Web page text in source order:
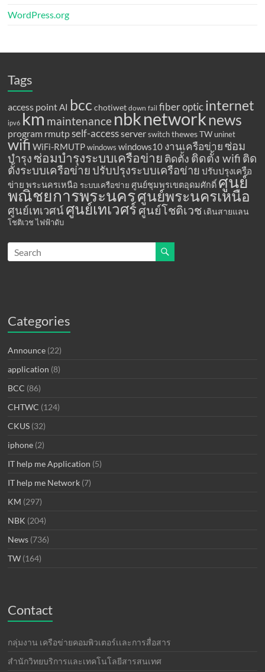
WordPress.org
Tags
access pointAI bcc chotiwet down fail fiber opticinternet
ipv6 km maintenance nbknetworknews
program rmutpself-accessserver switch thewes TW uninet
wifi WiFi-RMUTP windows windows10 งานเครือข่าย ซ่อม
บำรุง ซ่อมบำรุงระบบเครือข่าย ติดตั้ง ติดตั้ง wifi ติด
ตั้งระบบเครือข่าย ปรับปรุงระบบเครือข่าย ปรับปรุงเครือ
ข่าย พระนครเหนือ ระบบเครือข่าย ศูนย์ชุมพรเขตอุดมศักดิ์ ศูนย์
พณิชยการพระนครศูนย์พระนครเหนือ
ศูนย์เทเวศน์ ศูนย์เทเวศร์ศูนย์โชติเวช เดินสายแลน
โชติเวช ไฟฟ้าดับ
Categories
Announce (22)
application (8)
BCC (86)
CHTWC (124)
CKUS (32)
iphone (2)
IT help me Application (5)
IT help me Network (7)
KM (297)
NBK (204)
News (736)
TW (164)
Contact
กลุ่มงาน เครือข่ายคอมพิวเตอร์เเละการสื่อสาร
สำนักวิทยบริการและเทคโนโลยีสารสนเทศ